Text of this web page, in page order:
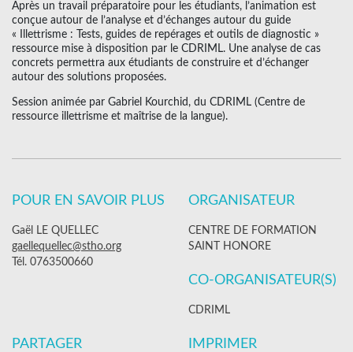
Après un travail préparatoire pour les étudiants, l’animation est
conçue autour de l’analyse et d’échanges autour du guide
« Illettrisme : Tests, guides de repérages et outils de diagnostic »
ressource mise à disposition par le CDRIML. Une analyse de cas
concrets permettra aux étudiants de construire et d’échanger
autour des solutions proposées.
Session animée par Gabriel Kourchid, du CDRIML (Centre de
ressource illettrisme et maîtrise de la langue).
POUR EN SAVOIR PLUS
Gaël LE QUELLEC
gaellequellec@stho.org
Tél. 0763500660
ORGANISATEUR
CENTRE DE FORMATION
SAINT HONORE
CO-ORGANISATEUR(S)
CDRIML
PARTAGER IMPRIMER